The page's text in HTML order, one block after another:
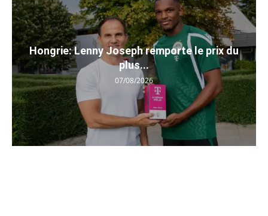
Hongrie: Lenny Joseph remporte le prix du
plus...
07/08/2026